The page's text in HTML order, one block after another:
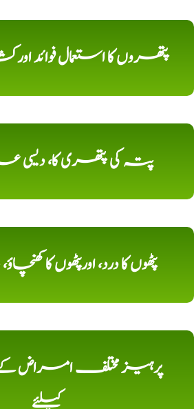
پتھروں کا استعمال فوائد
پتہ کی پتھری کا، دیسی
پٹھوں کا درد، اورپٹھوں کا
پرہیز مختلف امراض
کیلئے